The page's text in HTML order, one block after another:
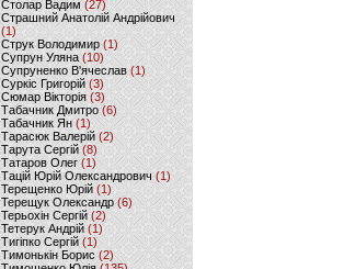
Столар Вадим(27)
Страшний Анатолій Андрійович
(1)
Струк Володимир (1)
Супрун Уляна (10)
Супруненко В'ячеслав (1)
Суркіс Григорій (3)
Сюмар Вікторія (3)
Табачник Дмитро (6)
Табачник Ян(1)
Тарасюк Валерій (2)
Тарута Сергій (8)
Татаров Олег(1)
Тацій Юрій Олександрович(1)
Терещенко Юрій(1)
Терещук Олександр(6)
Терьохін Сергій (2)
Тетерук Андрій (1)
Тигіпко Сергій(1)
Тимонькін Борис (2)